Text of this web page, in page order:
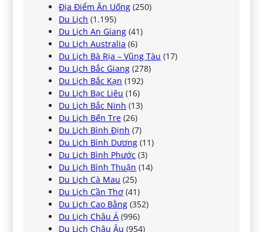
Địa Điểm Ăn Uống (250)
Du Lịch (1.195)
Du Lịch An Giang (41)
Du Lịch Australia (6)
Du Lịch Bà Rịa – Vũng Tàu (17)
Du Lịch Bắc Giang (278)
Du Lịch Bắc Kạn (192)
Du Lịch Bạc Liêu (16)
Du Lịch Bắc Ninh (13)
Du Lịch Bến Tre (26)
Du Lịch Bình Định (7)
Du Lịch Bình Dương (11)
Du Lịch Bình Phước (3)
Du Lịch Bình Thuận (14)
Du Lịch Cà Mau (25)
Du Lịch Cần Thơ (41)
Du Lịch Cao Bằng (352)
Du Lịch Châu Á (996)
Du Lịch Châu Âu (954)